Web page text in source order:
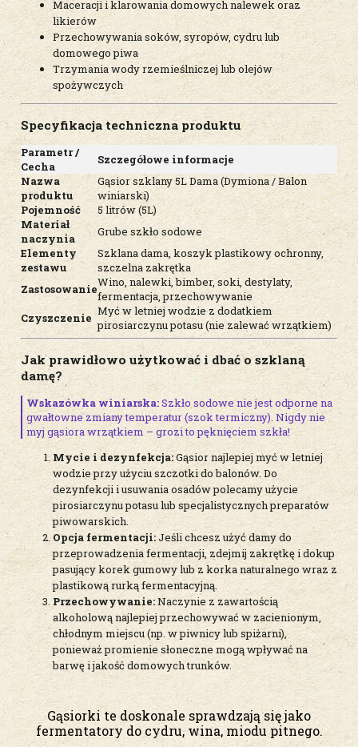
Maceracji i klarowania domowych nalewek oraz
likierów
Przechowywania soków, syropów, cydru lub
domowego piwa
Trzymania wody rzemieślniczej lub olejów
spożywczych
Specyfikacja techniczna produktu
Parametr /
Cecha
Szczegółowe informacje
Nazwa
produktu
Gąsior szklany 5L Dama (Dymiona / Balon
winiarski)
Pojemność
5 litrów (5L)
Materiał
naczynia
Grube szkło sodowe
Elementy
zestawu
Szklana dama, koszyk plastikowy ochronny,
szczelna zakrętka
ZastosowanieWino, nalewki, bimber, soki, destylaty,
fermentacja, przechowywanie
Czyszczenie Myć w letniej wodzie z dodatkiem
pirosiarczynu potasu (nie zalewać wrzątkiem)
Jak prawidłowo użytkować i dbać o szklaną
damę?
Wskazówka winiarska:Szkło sodowe nie jest odporne na
gwałtowne zmiany temperatur (szok termiczny). Nigdy nie
myj gąsiora wrzątkiem – grozi to pęknięciem szkła!
Mycie i dezynfekcja:Gąsior najlepiej myć w letniej
wodzie przy użyciu szczotki do balonów. Do
dezynfekcji i usuwania osadów polecamy użycie
pirosiarczynu potasu lub specjalistycznych preparatów
piwowarskich.
Opcja fermentacji:Jeśli chcesz użyć damy do
przeprowadzenia fermentacji, zdejmij zakrętkę i dokup
pasujący korek gumowy lub z korka naturalnego wraz z
plastikową rurką fermentacyjną.
Przechowywanie:Naczynie z zawartością
alkoholową najlepiej przechowywać w zacienionym,
chłodnym miejscu (np. w piwnicy lub spiżarni),
ponieważ promienie słoneczne mogą wpływać na
barwę i jakość domowych trunków.
Gąsiorki te doskonale sprawdzają się jako
fermentatory do cydru, wina, miodu pitnego.